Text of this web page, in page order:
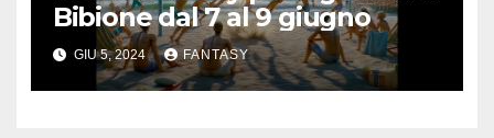
Bibione dal 7 al 9 giugno
GIU 5, 2024 FANTASY